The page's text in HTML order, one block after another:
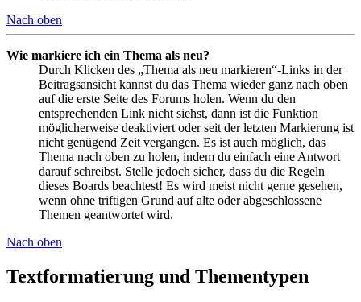
Nach oben
Wie markiere ich ein Thema als neu?
Durch Klicken des „Thema als neu markieren“-Links in der
Beitragsansicht kannst du das Thema wieder ganz nach oben
auf die erste Seite des Forums holen. Wenn du den
entsprechenden Link nicht siehst, dann ist die Funktion
möglicherweise deaktiviert oder seit der letzten Markierung ist
nicht genügend Zeit vergangen. Es ist auch möglich, das
Thema nach oben zu holen, indem du einfach eine Antwort
darauf schreibst. Stelle jedoch sicher, dass du die Regeln
dieses Boards beachtest! Es wird meist nicht gerne gesehen,
wenn ohne triftigen Grund auf alte oder abgeschlossene
Themen geantwortet wird.
Nach oben
Textformatierung und Thementypen